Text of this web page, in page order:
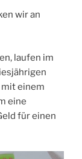
wir an
laufen im
mit einem
eine
für einen